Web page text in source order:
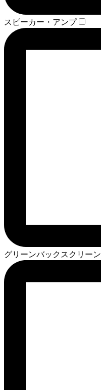
スピーカー・アンプ
グリーンバックスクリーン